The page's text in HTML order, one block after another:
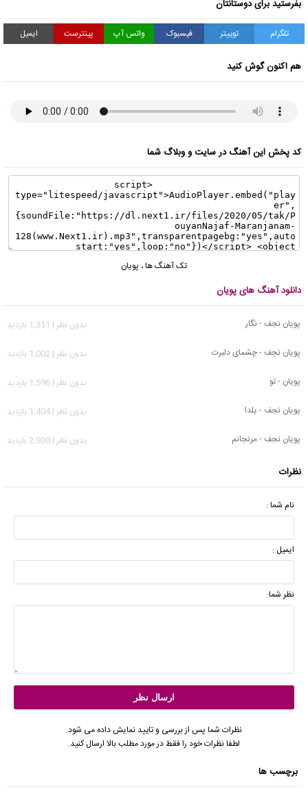
بفرستید برای دوستانتان
تلگرام توییتر فیسبوک واتس آپ پینترست ایمیل
هم اکنون گوش کنید
کد پخش این آهنگ در سایت و وبلاگ شما
تک آهنگ ها، پویان
دانلود آهنگ های پویان
پویان نجف - نگار
بدون نظر | 1,311 بازدید
پویان نجف - چشمای دلبرت
بدون نظر | 1,002 بازدید
پویان - تو
بدون نظر | 1,596 بازدید
پویان نجف - یلدا
بدون نظر | 1,404 بازدید
پویان نجف - مرنجانم
بدون نظر | 2,930 بازدید
نظرات
نام شما :
ایمیل :
نظر شما:
نظرات شما پس از بررسی و تایید نمایش داده می شود.
لطفا نظرات خود را فقط در مورد مطلب بالا ارسال کنید.
برچسب ها